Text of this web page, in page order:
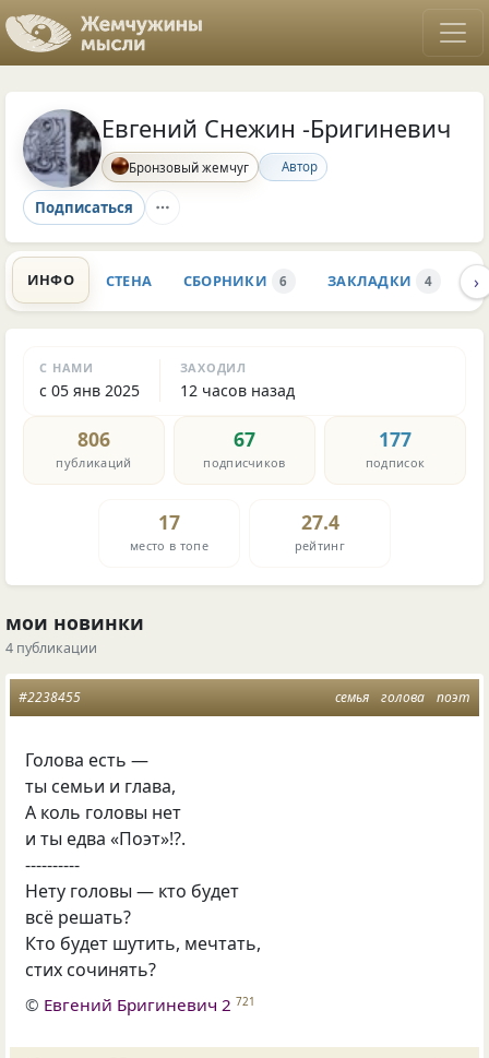
Евгений Снежин -Бригиневич
Бронзовый жемчуг Автор
Подписаться
ИНФО СТЕНА СБОРНИКИ 6 ЗАКЛАДКИ 4 ›
С НАМИ
с 05 янв 2025
ЗАХОДИЛ
12 часов назад
806
публикаций
67
подписчиков
177
подписок
17
место в топе
27.4
рейтинг
мои новинки
4 публикации
семья голова поэт
#2238455
Голова есть —
ты семьи и глава,
А коль головы нет
и ты едва «Поэт»!?.
----------
Нету головы — кто будет
всё решать?
Кто будет шутить, мечтать,
стих сочинять?
© Евгений Бригиневич 2 721